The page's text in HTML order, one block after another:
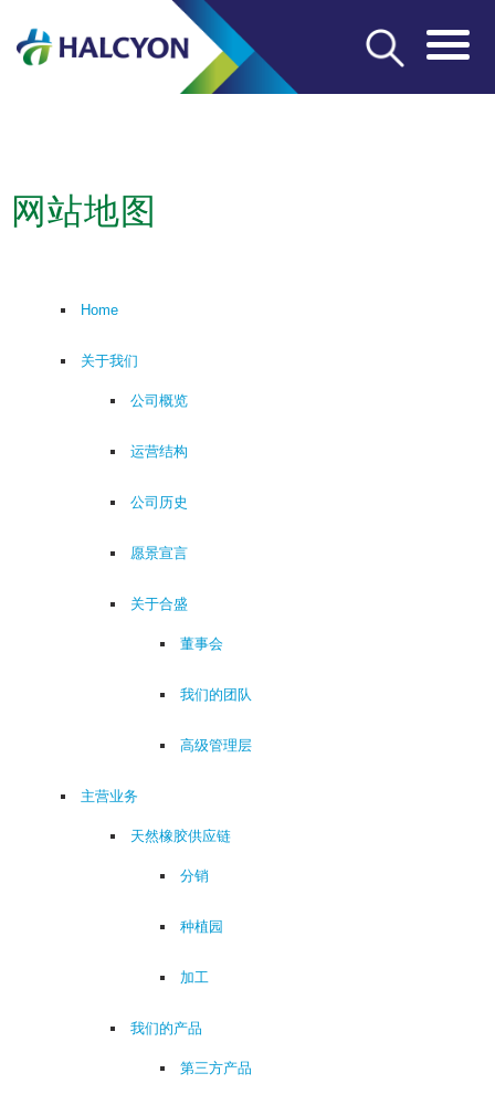
网站地图
Home
关于我们
公司概览
运营结构
公司历史
愿景宣言
关于合盛
董事会
我们的团队
高级管理层
主营业务
天然橡胶供应链
分销
种植园
加工
我们的产品
第三方产品